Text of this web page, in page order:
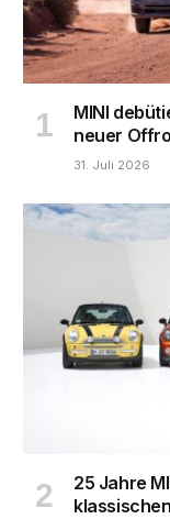
MINI
neuer
31. Juli 2026
25 Jahre